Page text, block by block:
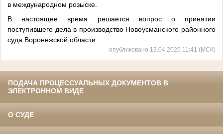
в международном розыске.
В настоящее время решается вопрос о принятии
поступившего дела в производство Новоусманского районного
суда Воронежской области.
опубликовано 13.04.2026 11:41 (МСК)
ПОДАЧА ПРОЦЕССУАЛЬНЫХ ДОКУМЕНТОВ В
ЭЛЕКТРОННОМ ВИДЕ
О СУДЕ